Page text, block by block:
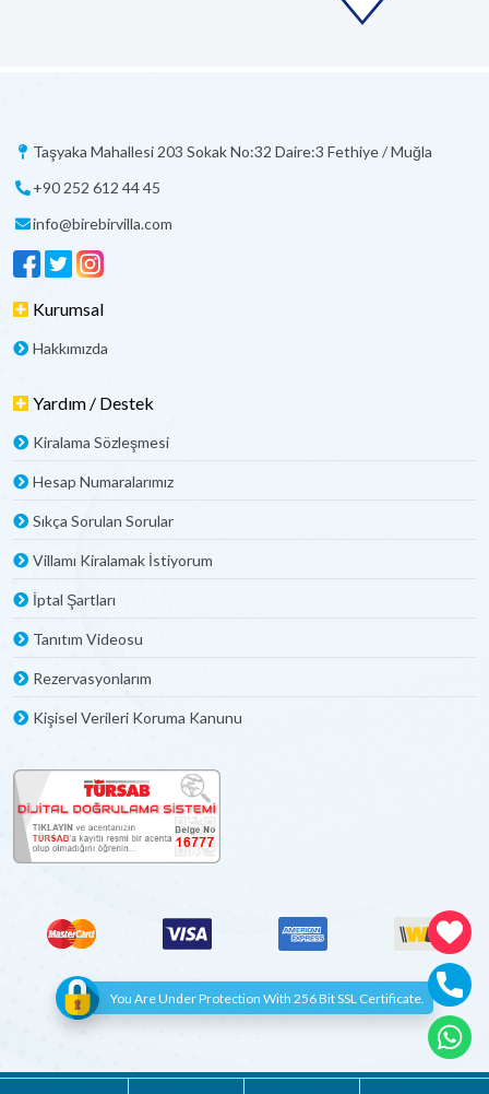
Taşyaka Mahallesi 203 Sokak No:32 Daire:3 Fethiye / Muğla
+90 252 612 44 45
info@birebirvilla.com
Kurumsal
Hakkımızda
Yardım / Destek
Kiralama Sözleşmesi
Hesap Numaralarımız
Sıkça Sorulan Sorular
Villamı Kiralamak İstiyorum
İptal Şartları
Tanıtım Videosu
Rezervasyonlarım
Kişisel Verileri Koruma Kanunu
You Are Under Protection With 256 Bit SSL Certificate.